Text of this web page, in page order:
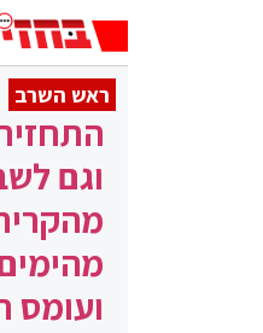
ראש השרב
וגם
ועומס